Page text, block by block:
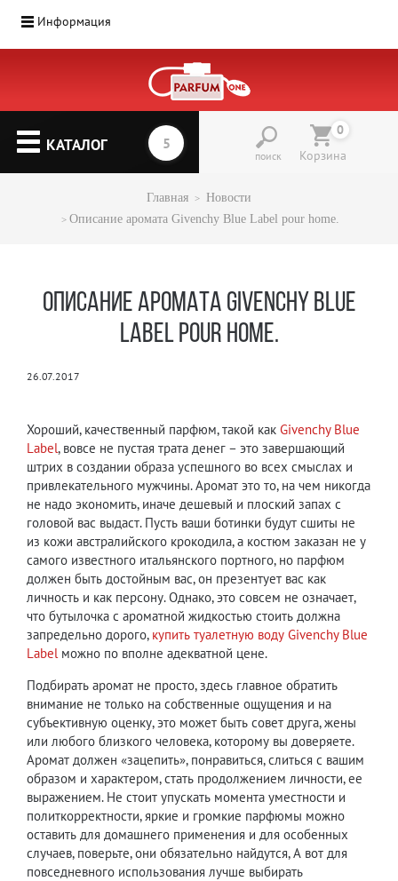
Информация
КАТАЛОГ
поиск
0
Корзина
Главная
Новости
Описание аромата Givenchy Blue Label pour home.
ОПИСАНИЕ АРОМАТА GIVENCHY BLUE
LABEL POUR HOME.
26.07.2017
Хороший, качественный парфюм, такой как Givenchy Blue
Label, вовсе не пустая трата денег ­– это завершающий
штрих в создании образа успешного во всех смыслах и
привлекательного мужчины. Аромат это то, на чем никогда
не надо экономить, иначе дешевый и плоский запах с
головой вас выдаст. Пусть ваши ботинки будут сшиты не
из кожи австралийского крокодила, а костюм заказан не у
самого известного итальянского портного, но парфюм
должен быть достойным вас, он презентует вас как
личность и как персону. Однако, это совсем не означает,
что бутылочка с ароматной жидкостью стоить должна
запредельно дорого, купить туалетную воду Givenchy Blue
Labelможно по вполне адекватной цене.
Подбирать аромат не просто, здесь главное обратить
внимание не только на собственные ощущения и на
субъективную оценку, это может быть совет друга, жены
или любого близкого человека, которому вы доверяете.
Аромат должен «зацепить», понравиться, слиться с вашим
образом и характером, стать продолжением личности, ее
выражением. Не стоит упускать момента уместности и
политкорректности, яркие и громкие парфюмы можно
оставить для домашнего применения и для особенных
случаев, поверьте, они обязательно найдутся, А вот для
повседневного использования лучше выбирать